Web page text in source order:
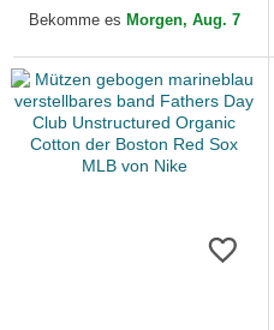
Boston Red...
Bekomme es Morgen, Aug. 7